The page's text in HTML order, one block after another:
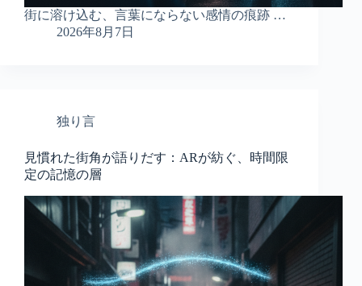
街に溶け込む、言葉にならない感情の痕跡 …
2026年8月7日
独り言
見慣れた街角が語りだす：ARが紡ぐ、時間限
定の記憶の層